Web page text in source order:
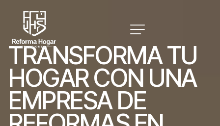
TRANSFORMATU
HOGARCON UNA
EMPRESA DE